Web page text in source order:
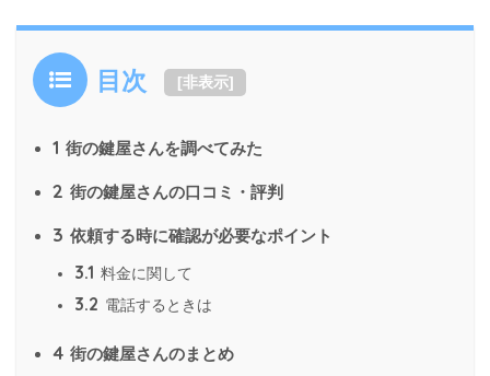
目次 [非表示]
1 街の鍵屋さんを調べてみた
2 街の鍵屋さんの口コミ・評判
3 依頼する時に確認が必要なポイント
3.1 料金に関して
3.2 電話するときは
4 街の鍵屋さんのまとめ